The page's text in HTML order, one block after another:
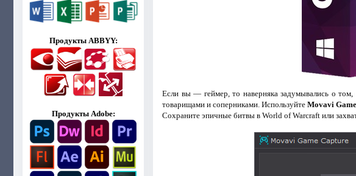
Продукты ABBYY:
Продукты Adobe:
Если вы — геймер, то наверняка задумывались о
товарищами и соперниками. ИспользуйтеMovavi
Сохраните эпичные битвы в World of Warcraft или